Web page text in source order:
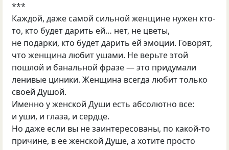
***
Каждой, даже самой сильной женщине нужен кто-
то, кто будет дарить ей… нет, не цветы,
не подарки, кто будет дарить ей эмоции. Говорят,
что женщина любит ушами. Не верьте этой
пошлой и банальной фразе — это придумали
ленивые циники. Женщина всегда любит только
своей Душой.
Именно у женской Души есть абсолютно все:
и уши, и глаза, и сердце.
Но даже если вы не заинтересованы, по какой-то
причине, в ее женской Душе, а хотите просто